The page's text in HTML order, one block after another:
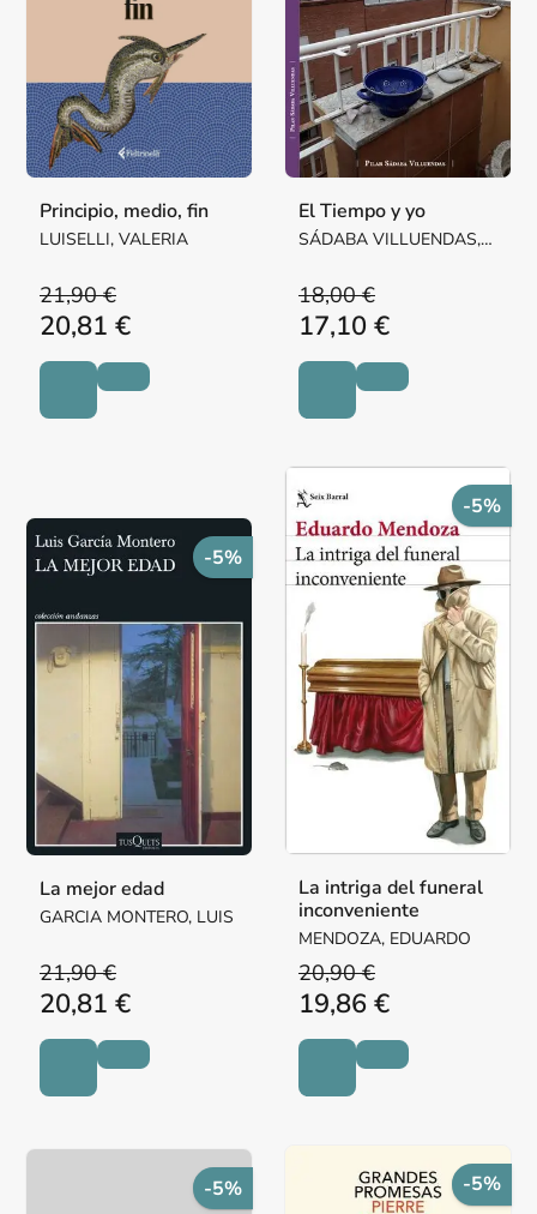
Principio, medio, fin
LUISELLI, VALERIA
21,90 €
20,81 €
El Tiempo y yo
SÁDABA VILLUENDAS,
18,00 €
17,10 €
-5%
La mejor edad
GARCIA MONTERO, LUIS
21,90 €
20,81 €
-5%
La intriga del funeral
inconveniente
MENDOZA, EDUARDO
20,90 €
19,86 €
-5% -5%